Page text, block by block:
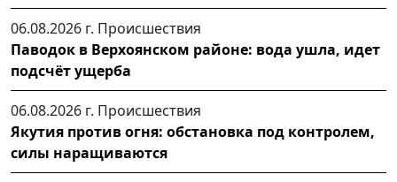
06.08.2026 г. Происшествия
Паводок в Верхоянском районе: вода ушла, идет
подсчёт ущерба
06.08.2026 г. Происшествия
Якутия против огня: обстановка под контролем,
силы наращиваются